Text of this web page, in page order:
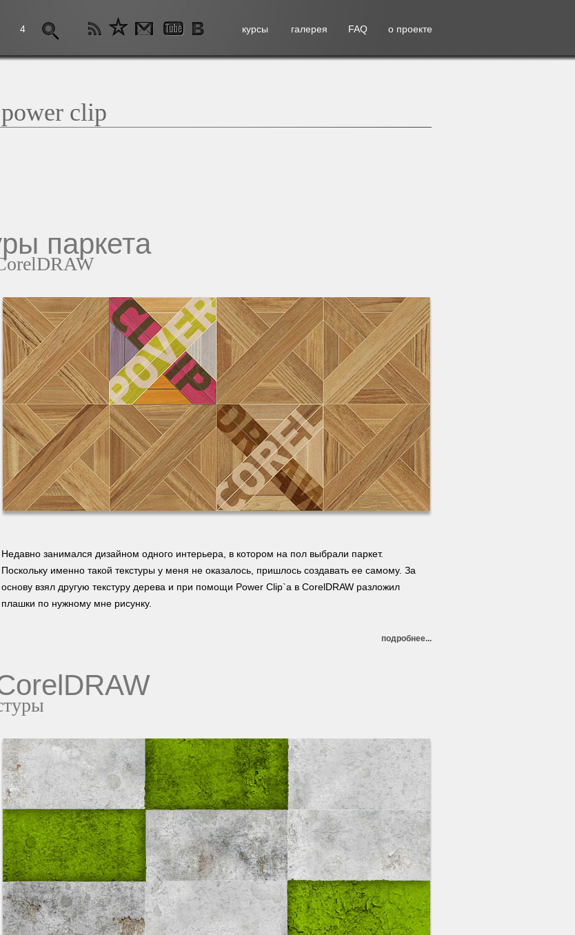
4 о проекте
FAQ
курсы галерея
power clip
паркета
Недавно занимался дизайном одного интерьера, в котором на пол выбрали паркет.
Поскольку именно такой текстуры у меня не оказалось, пришлось создавать ее самому. За
основу взял другую текстуру дерева и при помощи Power Clip`а в CorelDRAW разложил
плашки по нужному мне рисунку.
подробнее...